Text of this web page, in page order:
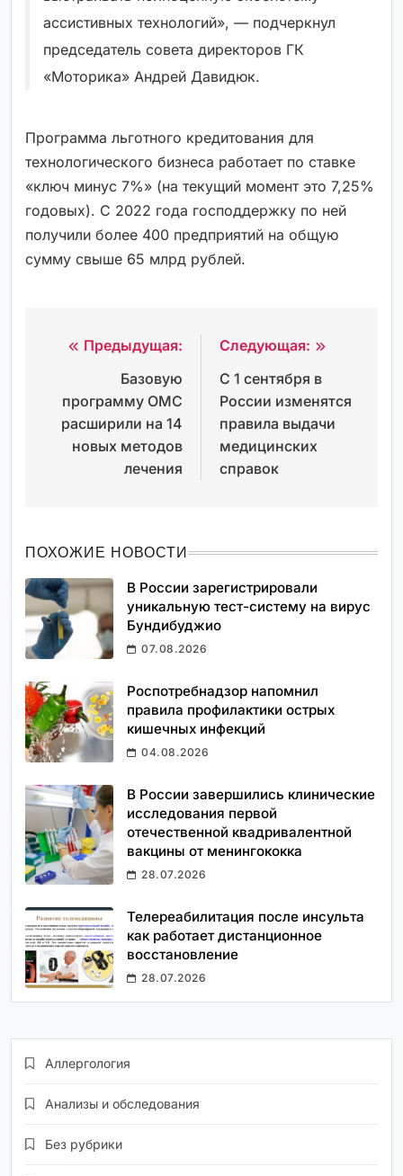
ассистивных технологий», — подчеркнул
председатель совета директоров ГК
«Моторика» Андрей Давидюк.
Программа льготного кредитования для
технологического бизнеса работает по ставке
«ключ минус 7%» (на текущий момент это 7,25%
годовых). С 2022 года господдержку по ней
получили более 400 предприятий на общую
сумму свыше 65 млрд рублей.
Навигация
записям
Предыдущая:
Базовую
программу ОМС
расширили на 14
новых методов
лечения
Следующая:
С 1 сентября в
России изменятся
правила выдачи
медицинских
справок
ПОХОЖИЕ НОВОСТИ
В России зарегистрировали
уникальную тест-систему на вирус
Бундибуджио
07.08.2026
Роспотребнадзор напомнил
правила профилактики острых
кишечных инфекций
04.08.2026
В России завершились клинические
исследования первой
отечественной квадривалентной
вакцины от менингококка
28.07.2026
Телереабилитация после инсульта
как работает дистанционное
восстановление
28.07.2026
Аллергология
Анализы и обследования
Без рубрики